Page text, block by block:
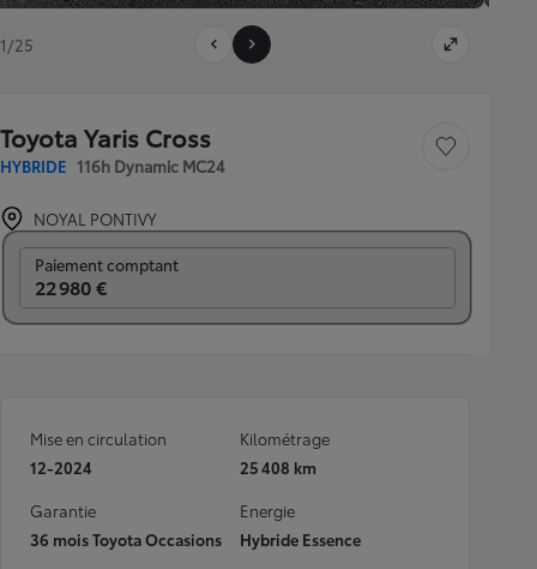
1/25
Toyota Yaris Cross
HYBRIDE 116h Dynamic MC24
Sauvegarder le
NOYAL PONTIVY
Paiement comptant
22 980 €
Mise en circulation
12-2024
Kilométrage
25 408 km
Garantie
36 mois Toyota Occasions
Energie
Hybride Essence